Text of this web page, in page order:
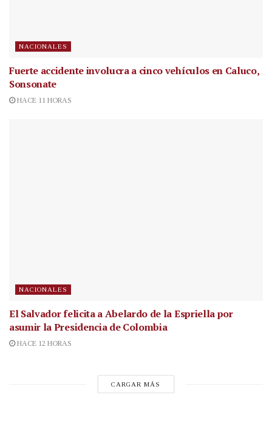
NACIONALES
Fuerte accidente involucra a cinco vehículos en Caluco,
Sonsonate
HACE 11 HORAS
NACIONALES
El Salvador felicita a Abelardo de la Espriella por
asumir la Presidencia de Colombia
HACE 12 HORAS
CARGAR MÁS